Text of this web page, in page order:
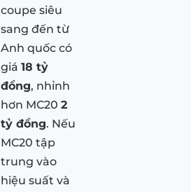
coupe siêu
sang đến từ
Anh quốc có
giá 18 tỷ
đồng, nhỉnh
hơn MC20 2
tỷ đồng. Nếu
MC20 tập
trung vào
hiệu suất và